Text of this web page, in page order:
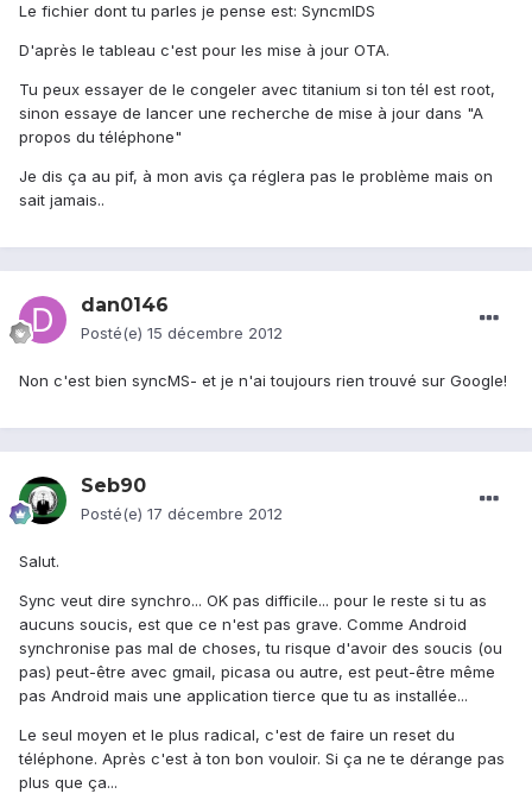
Le fichier dont tu parles je pense est: SyncmlDS
D'après le tableau c'est pour les mise à jour OTA.
Tu peux essayer de le congeler avec titanium si ton tél est root,
sinon essaye de lancer une recherche de mise à jour dans "A
propos du téléphone"
Je dis ça au pif, à mon avis ça réglera pas le problème mais on
sait jamais..
dan0146
Posté(e) 15 décembre 2012
Non c'est bien syncMS- et je n'ai toujours rien trouvé sur Google!
Seb90
Posté(e) 17 décembre 2012
Salut.
Sync veut dire synchro... OK pas difficile... pour le reste si tu as
aucuns soucis, est que ce n'est pas grave. Comme Android
synchronise pas mal de choses, tu risque d'avoir des soucis (ou
pas) peut-être avec gmail, picasa ou autre, est peut-être même
pas Android mais une application tierce que tu as installée...
Le seul moyen et le plus radical, c'est de faire un reset du
téléphone. Après c'est à ton bon vouloir. Si ça ne te dérange pas
plus que ça...